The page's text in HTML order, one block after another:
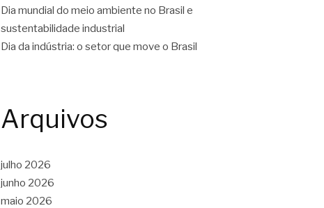
Dia mundial do meio ambiente no Brasil e
sustentabilidade industrial
Dia da indústria: o setor que move o Brasil
Arquivos
julho 2026
junho 2026
maio 2026